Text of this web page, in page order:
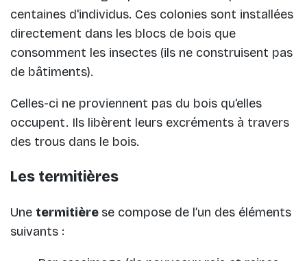
centaines d'individus. Ces colonies sont installées
directement dans les blocs de bois que
consomment les insectes (ils ne construisent pas
de bâtiments).
Celles-ci ne proviennent pas du bois qu'elles
occupent. Ils libèrent leurs excréments à travers
des trous dans le bois.
Les termitières
Une termitière se compose de l’un des éléments
suivants :